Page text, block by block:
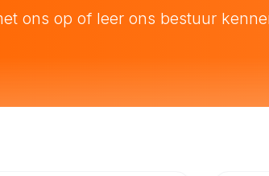
ons op of leer ons bestuur